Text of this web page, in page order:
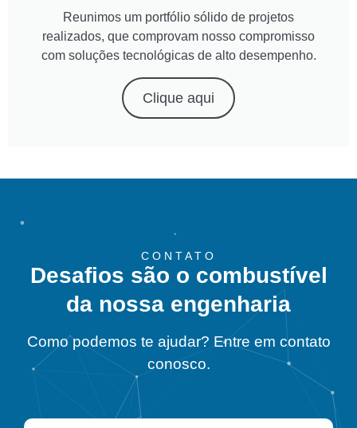
Reunimos um portfólio sólido de projetos
realizados, que comprovam nosso compromisso
com soluções tecnológicas de alto desempenho.
Clique aqui
CONTATO
Desafios são o combustível
da nossa engenharia
Como podemos te ajudar? Entre em contato
conosco.